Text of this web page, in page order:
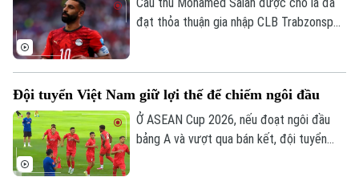
Quần vợt
Golf
Tin tức
Sao
Điện ảnh
Thời trang
Âm nhạc
Đã phát sóng
đạt thỏa thuận gia nhập CLB Trabzonspor
Đội tuyển Việt Nam giữ lợi thế để chiếm ngôi đầu
Ở ASEAN Cup 2026, nếu đoạt ngôi đầu
bảng A và vượt qua bán kết, đội tuyển